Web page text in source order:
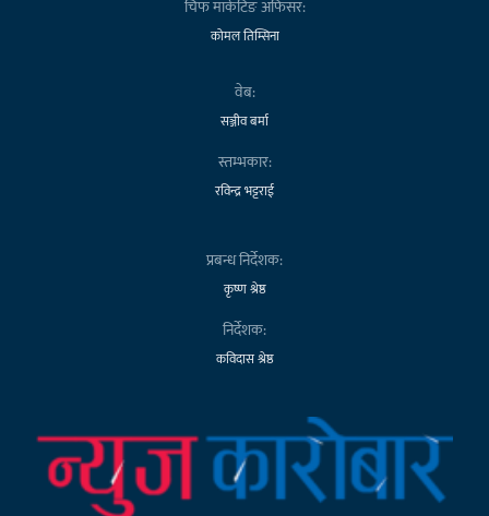
चिफ मार्केटिङ अफिसर:
कोमल तिम्सिना
वेब:
सञ्जीव बर्मा
स्तम्भकार:
रविन्द्र भट्टराई
प्रबन्ध निर्देशक:
कृष्ण श्रेष्ठ
निर्देशक:
कविदास श्रेष्ठ